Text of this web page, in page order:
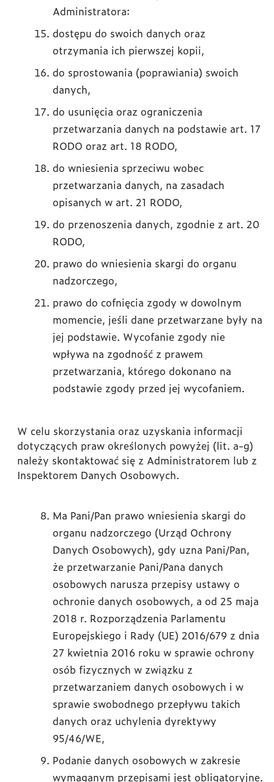
Administratora:
dostępu do swoich danych oraz
otrzymania ich pierwszej kopii,
do sprostowania (poprawiania) swoich
danych,
do usunięcia oraz ograniczenia
przetwarzania danych na podstawie art. 17
RODO oraz art. 18 RODO,
do wniesienia sprzeciwu wobec
przetwarzania danych, na zasadach
opisanych w art. 21 RODO,
do przenoszenia danych, zgodnie z art. 20
RODO,
prawo do wniesienia skargi do organu
nadzorczego,
prawo do cofnięcia zgody w dowolnym
momencie, jeśli dane przetwarzane były na
jej podstawie. Wycofanie zgody nie
wpływa na zgodność z prawem
przetwarzania, którego dokonano na
podstawie zgody przed jej wycofaniem.
W celu skorzystania oraz uzyskania informacji
dotyczących praw określonych powyżej (lit. a-g)
należy skontaktować się z Administratorem lub z
Inspektorem Danych Osobowych.
Ma Pani/Pan prawo wniesienia skargi do
organu nadzorczego (Urząd Ochrony
Danych Osobowych), gdy uzna Pani/Pan,
że przetwarzanie Pani/Pana danych
osobowych narusza przepisy ustawy o
ochronie danych osobowych, a od 25 maja
2018 r. Rozporządzenia Parlamentu
Europejskiego i Rady (UE) 2016/679 z dnia
27 kwietnia 2016 roku w sprawie ochrony
osób fizycznych w związku z
przetwarzaniem danych osobowych i w
sprawie swobodnego przepływu takich
danych oraz uchylenia dyrektywy
95/46/WE,
Podanie danych osobowych w zakresie
wymaganym przepisami jest obligatoryjne.